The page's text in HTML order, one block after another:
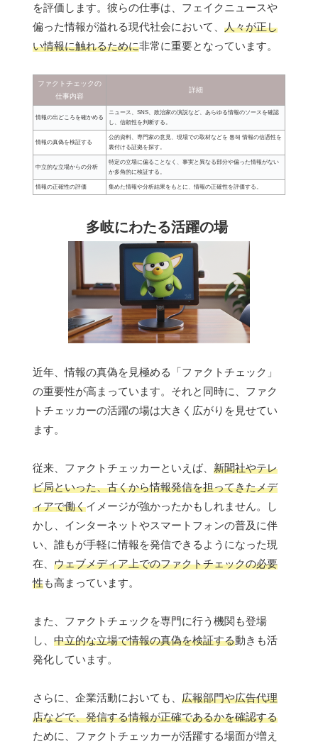
を評価します。彼らの仕事は、フェイクニュースや
偏った情報が溢れる現代社会において、 人々が正し
い情報に触れるために非常に重要となっています。
ファクトチェックの
仕事内容
詳細
情報の出どころを確かめる
ニュース、SNS、政治家の演説など、あらゆる情報のソースを確認
し、信頼性を判断する。
情報の真偽を検証する
公的資料、専門家の意見、現場での取材などを 통해 情報の信憑性を
裏付ける証拠を探す。
中立的な立場からの分析
特定の立場に偏ることなく、事実と異なる部分や偏った情報がない
か多角的に検証する。
情報の正確性の評価 集めた情報や分析結果をもとに、情報の正確性を評価する。
多岐にわたる活躍の場
近年、情報の真偽を見極める「ファクトチェック」
の重要性が高まっています。それと同時に、ファク
トチェッカーの活躍の場は大きく広がりを見せてい
ます。
従来、ファクトチェッカーといえば、 新聞社やテレ
ビ局といった、古くから情報発信を担ってきたメデ
ィアで働くイメージが強かったかもしれません。し
かし、インターネットやスマートフォンの普及に伴
い、誰もが手軽に情報を発信できるようになった現
在、 ウェブメディア上でのファクトチェックの必要
性も高まっています。
また、ファクトチェックを専門に行う機関も登場
し、 中立的な立場で情報の真偽を検証する動きも活
発化しています。
さらに、企業活動においても、 広報部門や広告代理
店などで、発信する情報が正確であるかを確認する
ために、ファクトチェッカーが活躍する場面が増え